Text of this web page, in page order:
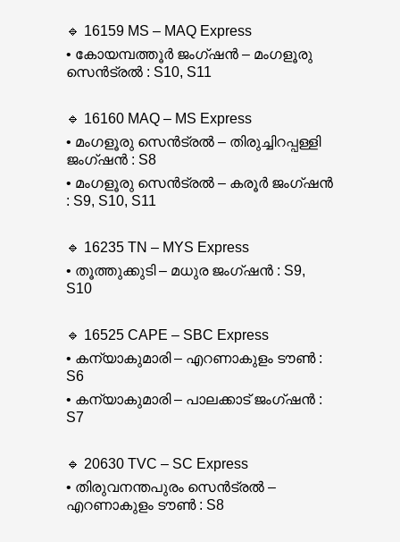
🔹 16159 MS – MAQ Express
• കോയമ്പത്തൂർ ജംഗ്ഷൻ – മംഗളൂരു
സെൻട്രൽ : S10, S11
🔹 16160 MAQ – MS Express
• മംഗളൂരു സെൻട്രൽ – തിരുച്ചിറപ്പള്ളി
ജംഗ്ഷൻ : S8
• മംഗളൂരു സെൻട്രൽ – കരൂർ ജംഗ്ഷൻ
: S9, S10, S11
🔹 16235 TN – MYS Express
• തൂത്തുക്കുടി – മധുര ജംഗ്ഷൻ : S9,
S10
🔹 16525 CAPE – SBC Express
• കന്യാകുമാരി – എറണാകുളം ടൗൺ :
S6
• കന്യാകുമാരി – പാലക്കാട് ജംഗ്ഷൻ :
S7
🔹 20630 TVC – SC Express
• തിരുവനന്തപുരം സെൻട്രൽ –
എറണാകുളം ടൗൺ : S8